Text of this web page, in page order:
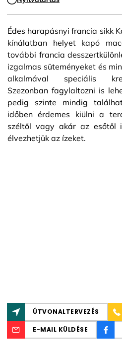
Édes harapásnyi francia sikk
kínálatban helyet kapó
további francia
izgalmas süteményeket és
alkalmával speciális
Szezonban fagylaltozni is
pedig szinte mindig
időben érdemes kiülni a
széltől vagy akár az esőtől
élvezhetjük az ízeket.
ÚTVONALTERVEZÉS
E-MAIL KÜLDÉSE